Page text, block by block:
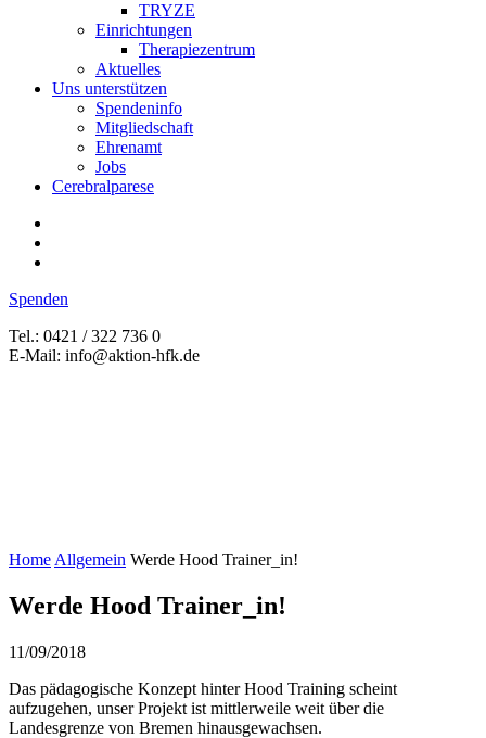
TRYZE
Einrichtungen
Therapiezentrum
Aktuelles
Uns unterstützen
Spendeninfo
Mitgliedschaft
Ehrenamt
Jobs
Cerebralparese
Spenden
Tel.: 0421 / 322 736 0
E-Mail: info@aktion-hfk.de
Home Allgemein Werde Hood Trainer_in!
Werde Hood Trainer_in!
11/09/2018
Das pädagogische Konzept hinter Hood Training scheint
aufzugehen, unser Projekt ist mittlerweile weit über die
Landesgrenze von Bremen hinausgewachsen.